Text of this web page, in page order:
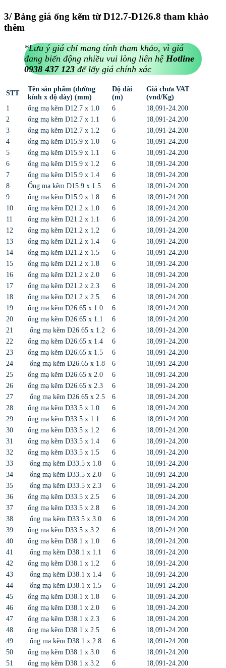
3/ Bảng giá ống kẽm từ D12.7-D126.8 tham khảo
thêm
*Lưu ý giá chỉ mang tính tham khảo, vì giá
đang biến động nhiều vui lòng liên hệ Hotline
0938 437 123 để lấy giá chính xác
STT
Tên sản phẩm (đường
kính x độ dày) (mm)
Độ dài
(m)
Giá chưa VAT
(vnd/Kg)
1
ống mạ kẽm D12.7 x 1.0 6
18,091-24.200
2
ống mạ kẽm D12.7 x 1.1 6
18,091-24.200
3
ống mạ kẽm D12.7 x 1.2 6
18,091-24.200
4
ống mạ kẽm D15.9 x 1.0 6
18,091-24.200
5
ống mạ kẽm D15.9 x 1.1 6
18,091-24.200
6
ống mạ kẽm D15.9 x 1.2 6
18,091-24.200
7
ống mạ kẽm D15.9 x 1.4 6
18,091-24.200
8
Ống mạ kẽm D15.9 x 1.5 6
18,091-24.200
9
ống mạ kẽm D15.9 x 1.8 6
18,091-24.200
10
ống mạ kẽm D21.2 x 1.0 6
18,091-24.200
11
ống mạ kẽm D21.2 x 1.1 6
18,091-24.200
12
ống mạ kẽm D21.2 x 1.2 6
18,091-24.200
13
ống mạ kẽm D21.2 x 1.4 6
18,091-24.200
14
ống mạ kẽm D21.2 x 1.5 6
18,091-24.200
15
ống mạ kẽm D21.2 x 1.8 6
18,091-24.200
16
ống mạ kẽm D21.2 x 2.0 6
18,091-24.200
17
ống mạ kẽm D21.2 x 2.3 6
18,091-24.200
18
ống mạ kẽm D21.2 x 2.5 6
18,091-24.200
19
ống mạ kẽm D26.65 x 1.0 6
18,091-24.200
20
ống mạ kẽm D26.65 x 1.1 6
18,091-24.200
21
ống mạ kẽm D26.65 x 1.2 6
18,091-24.200
22
ống mạ kẽm D26.65 x 1.4 6
18,091-24.200
23
ống mạ kẽm D26.65 x 1.5 6
18,091-24.200
24
ống mạ kẽm D26.65 x 1.8 6
18,091-24.200
25
ống mạ kẽm D26.65 x 2.0 6
18,091-24.200
26
ống mạ kẽm D26.65 x 2.3 6
18,091-24.200
27
ống mạ kẽm D26.65 x 2.5 6
18,091-24.200
28
ống mạ kẽm D33.5 x 1.0 6
18,091-24.200
29
ống mạ kẽm D33.5 x 1.1 6
18,091-24.200
30
ống mạ kẽm D33.5 x 1.2 6
18,091-24.200
31
ống mạ kẽm D33.5 x 1.4 6
18,091-24.200
32
ống mạ kẽm D33.5 x 1.5 6
18,091-24.200
33
ống mạ kẽm D33.5 x 1.8 6
18,091-24.200
34
ống mạ kẽm D33.5 x 2.0 6
18,091-24.200
35
ống mạ kẽm D33.5 x 2.3 6
18,091-24.200
36
ống mạ kẽm D33.5 x 2.5 6
18,091-24.200
37
ống mạ kẽm D33.5 x 2.8 6
18,091-24.200
38
ống mạ kẽm D33.5 x 3.0 6
18,091-24.200
39
ống mạ kẽm D33.5 x 3.2 6
18,091-24.200
40
ống mạ kẽm D38.1 x 1.0 6
18,091-24.200
41
ống mạ kẽm D38.1 x 1.1 6
18,091-24.200
42
ống mạ kẽm D38.1 x 1.2 6
18,091-24.200
43
ống mạ kẽm D38.1 x 1.4 6
18,091-24.200
44
ống mạ kẽm D38.1 x 1.5 6
18,091-24.200
45
ống mạ kẽm D38.1 x 1.8 6
18,091-24.200
46
ống mạ kẽm D38.1 x 2.0 6
18,091-24.200
47
ống mạ kẽm D38.1 x 2.3 6
18,091-24.200
48
ống mạ kẽm D38.1 x 2.5 6
18,091-24.200
49
ống mạ kẽm D38.1 x 2.8 6
18,091-24.200
50
ống mạ kẽm D38.1 x 3.0 6
18,091-24.200
51
ống mạ kẽm D38.1 x 3.2 6
18,091-24.200